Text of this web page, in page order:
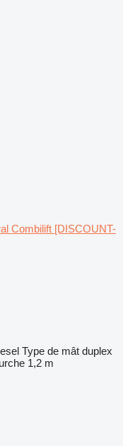
Combilift [DISCOUNT-
Type de mât duplex
1,2 m